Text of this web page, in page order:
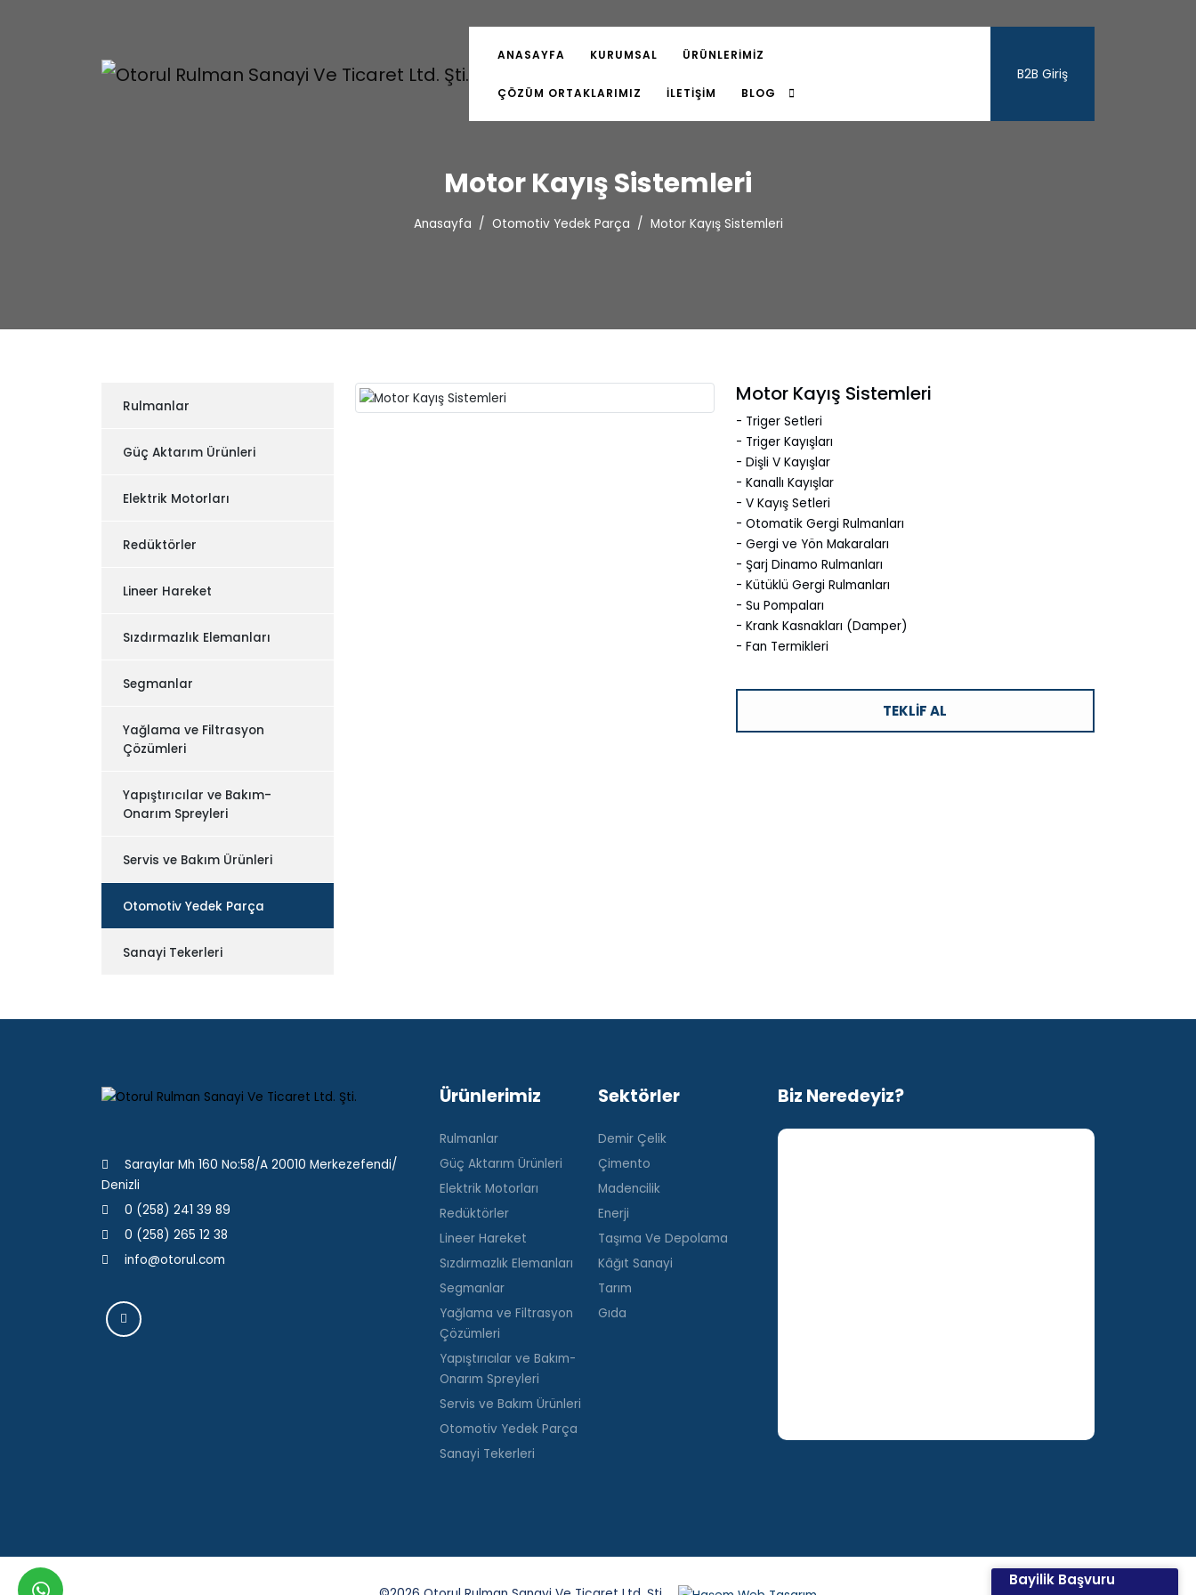
ANASAYFA KURUMSAL ÜRÜNLERIMIZ
ÇÖZÜM ORTAKLARIMIZ İLETIŞIM BLOG
B2B Giriş
whatsapp
Bayilik Başvuru
Motor Kayış Sistemleri
Anasayfa Otomotiv Yedek Parça Motor Kayış Sistemleri
Rulmanlar
Güç Aktarım Ürünleri
Elektrik Motorları
Redüktörler
Lineer Hareket
Sızdırmazlık Elemanları
Segmanlar
Yağlama ve Filtrasyon
Çözümleri
Yapıştırıcılar ve Bakım-
Onarım Spreyleri
Servis ve Bakım Ürünleri
Otomotiv Yedek Parça
Sanayi Tekerleri
Motor Kayış Sistemleri
- Triger Setleri
- Triger Kayışları
- Dişli V Kayışlar
- Kanallı Kayışlar
- V Kayış Setleri
- Otomatik Gergi Rulmanları
- Gergi ve Yön Makaraları
- Şarj Dinamo Rulmanları
- Kütüklü Gergi Rulmanları
- Su Pompaları
- Krank Kasnakları (Damper)
- Fan Termikleri
TEKLIF AL
Saraylar Mh 160 No:58/A 20010 Merkezefendi/
Denizli
0 (258) 241 39 89
0 (258) 265 12 38
info@otorul.com
Ürünlerimiz
Rulmanlar
Güç Aktarım Ürünleri
Elektrik Motorları
Redüktörler
Lineer Hareket
Sızdırmazlık Elemanları
Segmanlar
Yağlama ve Filtrasyon
Çözümleri
Yapıştırıcılar ve Bakım-
Onarım Spreyleri
Servis ve Bakım Ürünleri
Otomotiv Yedek Parça
Sanayi Tekerleri
Sektörler
Demir Çelik
Çimento
Madencilik
Enerji
Taşıma Ve Depolama
Kâğıt Sanayi
Tarım
Gıda
Biz Neredeyiz?